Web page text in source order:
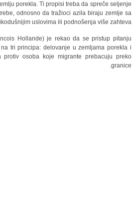
porekla. Ti propisi treba da spreče seljenje
odnosno da tražioci azila biraju zemlje sa
uslovima ili podnošenja više zahteva.
Hollande) je rekao da se pristup pitanju
tri principa: delovanje u zemljama porekla i
osoba koje migrante prebacuju preko
granice.